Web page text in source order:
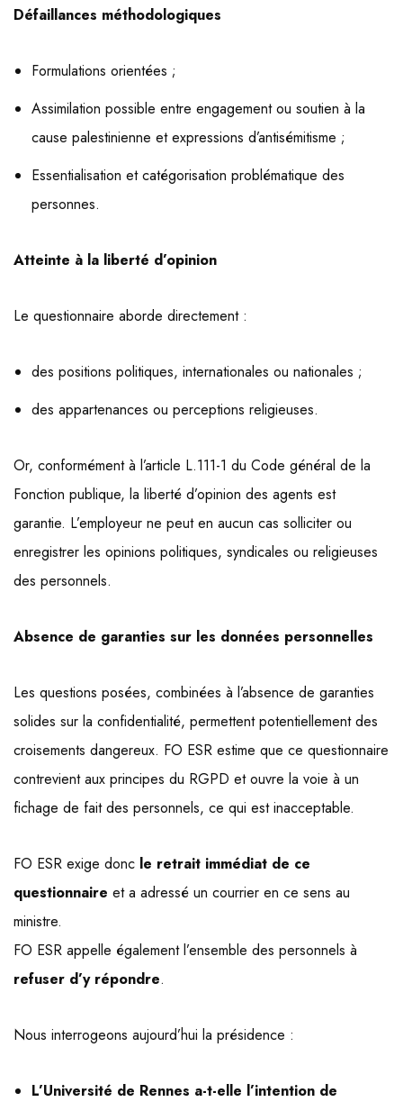
Défaillances méthodologiques
Formulations orientées ;
Assimilation possible entre engagement ou soutien à la
cause palestinienne et expressions d’antisémitisme ;
Essentialisation et catégorisation problématique des
personnes.
Atteinte à la liberté d’opinion
Le questionnaire aborde directement :
des positions politiques, internationales ou nationales ;
des appartenances ou perceptions religieuses.
Or, conformément à l’article L.111-1 du Code général de la
Fonction publique, la liberté d’opinion des agents est
garantie. L’employeur ne peut en aucun cas solliciter ou
enregistrer les opinions politiques, syndicales ou religieuses
des personnels.
Absence de garanties sur les données personnelles
Les questions posées, combinées à l’absence de garanties
solides sur la confidentialité, permettent potentiellement des
croisements dangereux. FO ESR estime que ce questionnaire
contrevient aux principes du RGPD et ouvre la voie à un
fichage de fait des personnels, ce qui est inacceptable.
FO ESR exige donc le retrait immédiat de ce
questionnaire et a adressé un courrier en ce sens au
ministre.
FO ESR appelle également l’ensemble des personnels à
refuser d’y répondre.
Nous interrogeons aujourd’hui la présidence :
L’Université de Rennes a-t-elle l’intention de